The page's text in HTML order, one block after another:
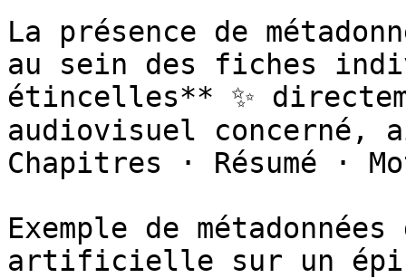
La présence de
au sein des fiches
étincelles** ✨
audiovisuel concerné,
Chapitres · Résumé ·
Exemple de
artificielle sur un